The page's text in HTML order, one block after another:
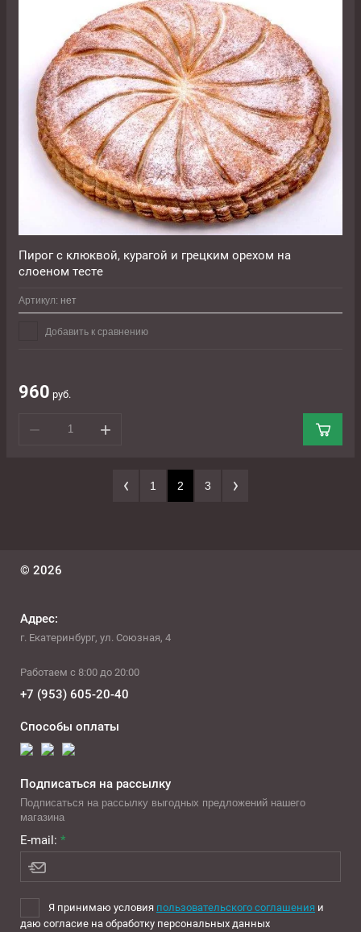
Пирог с клюквой, курагой и грецким орехом на
слоеном тесте
Артикул: нет
Добавить к сравнению
960 руб.
− +
1 2 3
© 2026
Адрес:
г. Екатеринбург, ул. Союзная, 4
Работаем с 8:00 до 20:00
+7 (953) 605-20-40
Способы оплаты
Подписаться на рассылку
Подписаться на рассылку выгодных предложений нашего
магазина
E-mail: *
Я принимаю условия пользовательского соглашения и
даю согласие на обработку персональных данных